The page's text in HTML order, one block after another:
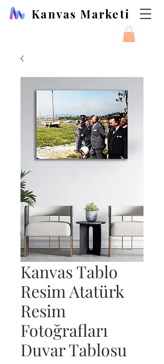
Kanvas Marketi
Kanvas Tablo
Resim Atatürk
Resim
Fotoğrafları
Duvar Tablosu